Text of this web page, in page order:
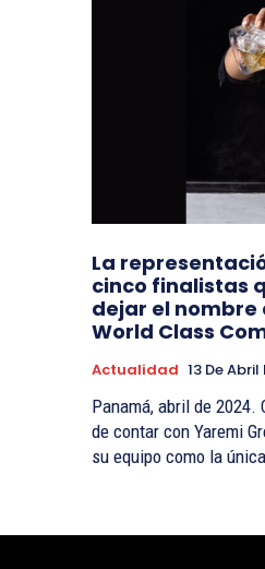
La
cinco finalistas
dejar el nombre
World Class
Actualidad 13 De
Panamá, abril de 2024.
de contar con Yaremi
su equipo como la